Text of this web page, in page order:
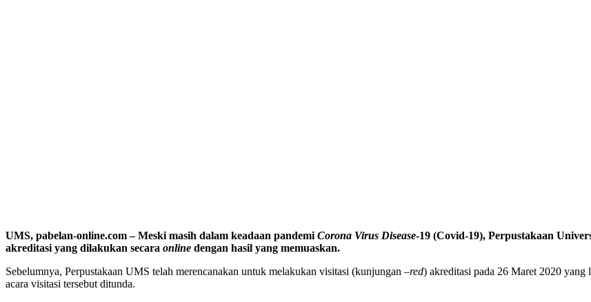
UMS, pabelan-online.com – Meski masih dalam keadaan pandemi Corona Virus Disease-19 (Covid-19), Perpustakaan
akreditasi yang dilakukan secara online dengan hasil yang memuaskan.
Sebelumnya, Perpustakaan UMS telah merencanakan untuk melakukan visitasi (kunjungan –red) akreditasi pada 26 Maret 2020
acara visitasi tersebut ditunda.